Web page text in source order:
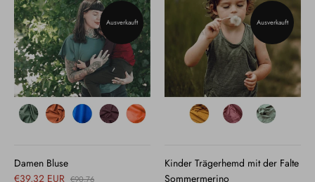
Ausverkauft
Damen Bluse
€39,32 EUR €90,76
Ausverkauft
Kinder Trägerhemd mit der Falte
Sommermerino